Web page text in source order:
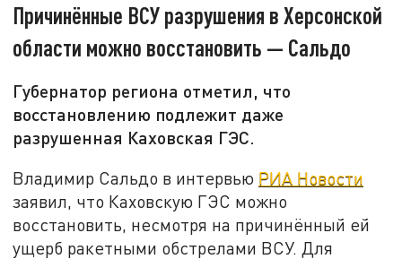
Причинённые ВСУ разрушения в Херсонской
области можно восстановить — Сальдо
Губернатор региона отметил, что
восстановлению подлежит даже
разрушенная Каховская ГЭС.
Владимир Сальдо в интервью РИА Новости
заявил, что Каховскую ГЭС можно
восстановить, несмотря на причинённый ей
ущерб ракетными обстрелами ВСУ. Для